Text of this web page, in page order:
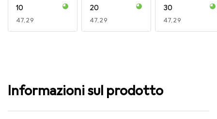
10
EUR
47,29
20
EUR
47,29
30
EUR
47,29
Informazioni sul prodotto